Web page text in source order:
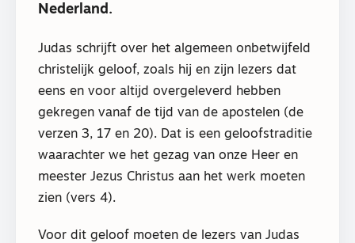
Nederland.
Judas schrijft over het algemeen onbetwijfeld
christelijk geloof, zoals hij en zijn lezers dat
eens en voor altijd overgeleverd hebben
gekregen vanaf de tijd van de apostelen (de
verzen 3, 17 en 20). Dat is een geloofstraditie
waarachter we het gezag van onze Heer en
meester Jezus Christus aan het werk moeten
zien (vers 4).
Voor dit geloof moeten de lezers van Judas